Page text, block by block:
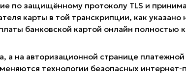
по защищённому протоколу TLS и
карты в той транскрипции, как указано
банковской картой онлайн полностью
а на авторизационной странице
технологии безопасных интернет-